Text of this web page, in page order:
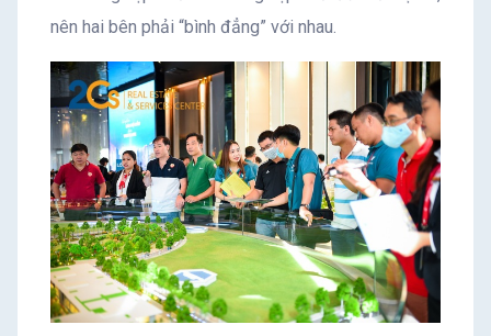
nên hai bên phải “bình đẳng” với nhau.